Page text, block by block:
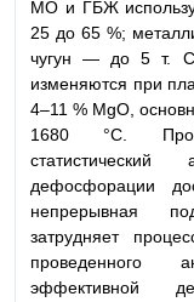
МО и ГБЖ
25 до 65 %;
чугун — до 5 т.
изменяются при
4–11 % MgO,
1680 °C.
дефосфорации
непрерывная
затрудняет
проведенного
эффективной